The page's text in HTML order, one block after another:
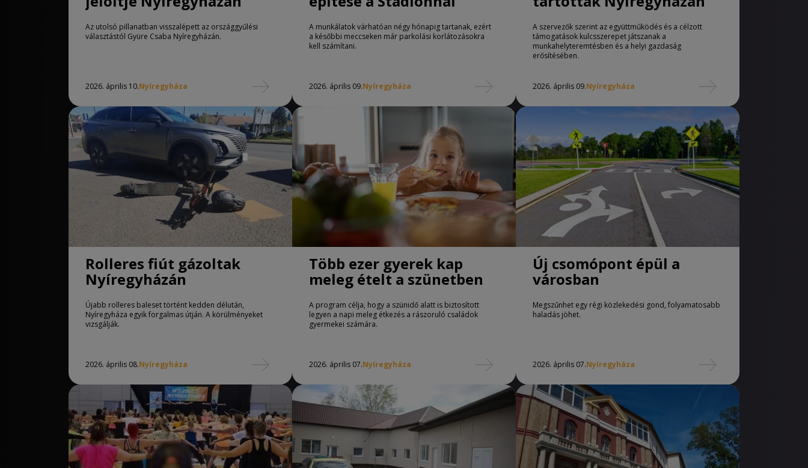
Az utolsó pillanatban visszalépett az országgyűlési
választástól Gyüre Csaba Nyíregyházán.
2026. április 10.Nyíregyháza
A munkálatok várhatóan négy hónapig tartanak, ezért
a későbbi meccseken már parkolási korlátozásokra
kell számítani.
2026. április 09.Nyíregyháza
A szervezők szerint az együttműködés és a célzott
támogatások kulcsszerepet játszanak a
munkahelyteremtésben és a helyi gazdaság
erősítésében.
2026. április 09.Nyíregyháza
Rolleres fiút gázoltak
Nyíregyházán
Újabb rolleres baleset történt kedden délután,
Nyíregyháza egyik forgalmas útján. A körülményeket
vizsgálják.
2026. április 08.Nyíregyháza
Több ezer gyerek kap
meleg ételt a szünetben
A program célja, hogy a szünidő alatt is biztosított
legyen a napi meleg étkezés a rászoruló családok
gyermekei számára.
2026. április 07.Nyíregyháza
Új csomópont épül a
városban
Megszűnhet egy régi közlekedési gond, folyamatosabb
haladás jöhet.
2026. április 07.Nyíregyháza